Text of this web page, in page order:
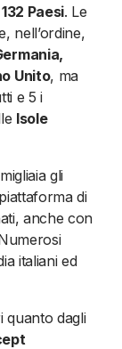
132 Paesi. Le
nell’ordine,
Unito, ma
e 5 i
Isole
gli
di
anche con
italiani ed
quanto dagli